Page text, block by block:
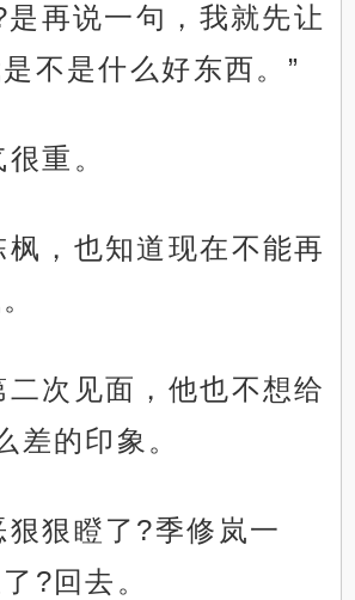
是再说一句，我就先让
不是什么好东西。”
重。
枫，也知道现在不能再
二次见面，他也不想给
差的印象。
狠狠瞪了?季修岚一
?回去。